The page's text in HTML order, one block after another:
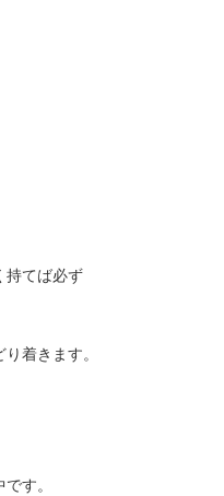
持てば必ず
着きます。
す。